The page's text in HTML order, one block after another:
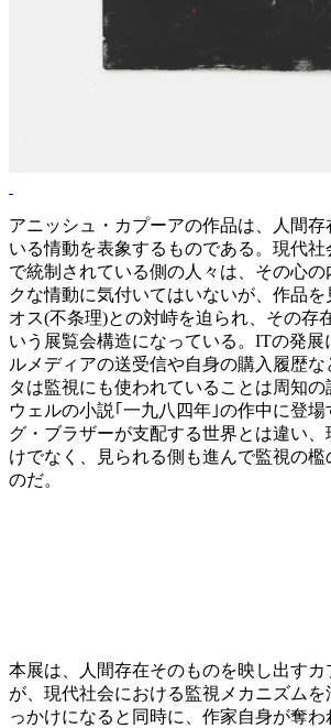
アニッシュ・カプーアの作品は、人間
いる情動を表象するものである。現代
で統制されている側の人々は、その心の
クな情動に気付いてはいないが、作品
オス(不条理)との対峙を迫られ、その存
いう展覧会構造になっている。ITの発展
ルメディアの送受信や自身の購入履歴
タは監視にも使われていることは周知
ウェルの小説｢一九八四年｣の作中に登
グ・ブラザーが支配する世界とは違い
けでなく、見られる側も進んで監視の檻
のだ。
本展は、人間存在そのものを映し出すカ
が、現代社会における監視メカニズムを
っかけになると同時に、作家自身が奪